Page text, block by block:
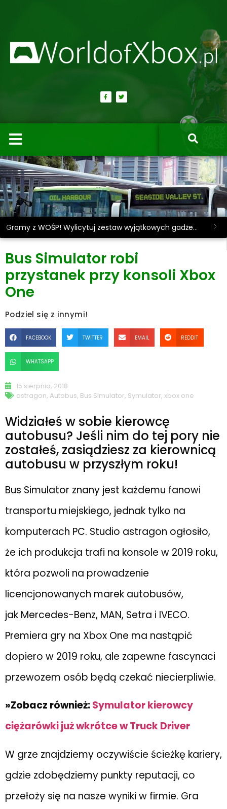
Gramy z WOŚP! Wylicytuj zestaw wyjątkowych gadżetów.
Bus Simulator robi
przystanek przy konsoli Xbox
One
Podziel się z innymi!
FACEBOOK TWITTER EMAIL REDDIT
WHATSAPP
15 sierpnia, 2018
astragon, Autobus, Bus Simulator, Symulator, xbox one
Widziałeś w sobie kierowcę
autobusu? Jeśli nim do tej pory nie
zostałeś, zasiądziesz za kierownicą
autobusu w przyszłym roku!
Bus Simulator znany jest każdemu fanowi
transportu miejskiego, jednak tylko na
komputerach PC. Studio astragon ogłosiło,
że ich produkcja trafi na konsole w 2019 roku,
która pozwoli na prowadzenie
licencjonowanych marek autobusów,
jak Mercedes-Benz, MAN, Setra i IVECO.
Premiera gry na Xbox One ma nastąpić
dopiero w 2019 roku, ale zapewne fascynaci
przewozem osób będą czekać niecierpliwie.
»Zobacz również:Symulator kierowcy
ciężarówki już wkrótce w Truck Driver
W grze znajdziemy oczywiście ścieżkę kariery,
gdzie zdobędziemy punkty reputacji, co
przełoży się na nasze wyniki w firmie. Gra